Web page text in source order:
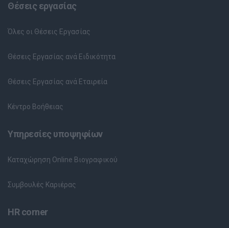
Θέσεις εργασίας
Όλες οι Θέσεις Εργασίας
Θέσεις Εργασίας ανά Ειδικότητα
Θέσεις Εργασίας ανά Εταιρεία
Κέντρο Βοήθειας
Υπηρεσίες υποψηφίων
Καταχώρηση Online Βιογραφικού
Συμβουλές Καριέρας
HR corner